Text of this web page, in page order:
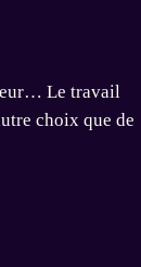
Le travail
choix que de